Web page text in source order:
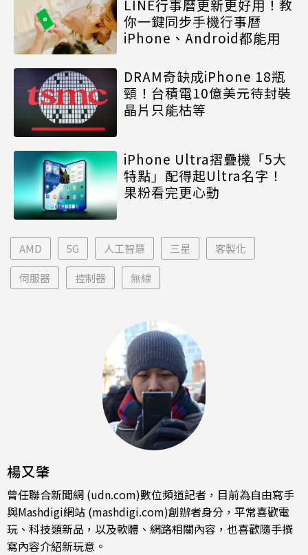
LINE行事曆更新更好用！教
你一鍵同步手機行事曆
iPhone、Android都能用
DRAM奇缺成iPhone 18瓶
頸！台積電10億美元待封裝
晶片只能枯等
iPhone Ultra摺疊機「5大
特點」配得起Ultra名字！
果粉看完更心動
AMD 5G 人工智慧 三星 客製化
伺服器 控制器 無線
楊又肇
曾任聯合新聞網 (udn.com)數位頻道記者，目前為自由寫手
與Mashdigi網站 (mashdigi.com)創辦者身分，平常喜歡電
玩、科技類新品，以及軟體、網路相關內容，也喜歡隨手撰
寫內容介紹新玩意。